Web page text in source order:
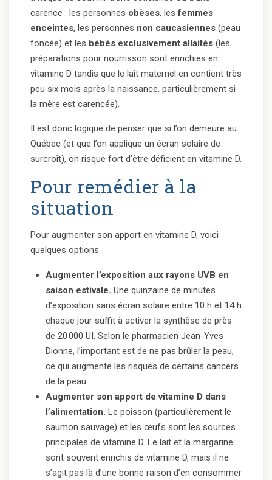
carence : les personnes obèses, lesfemmes
enceintes, les personnes non caucasiennes (peau
foncée) et les bébés exclusivement allaités (les
préparations pour nourrisson sont enrichies en
vitamine D tandis que le lait maternel en contient très
peu six mois après la naissance, particulièrement si
la mère est carencée).
Il est donc logique de penser que si l’on demeure au
Québec (et que l’on applique un écran solaire de
surcroît), on risque fort d’être déficient en vitamine D.
Pour remédier à la
situation
Pour augmenter son apport en vitamine D, voici
quelques options
Augmenter l’exposition aux rayons UVB en
saison estivale. Une quinzaine de minutes
d’exposition sans écran solaire entre 10 h et 14 h
chaque jour suffit à activer la synthèse de près
de 20 000 UI. Selon le pharmacien Jean-Yves
Dionne, l’important est de ne pas brûler la peau,
ce qui augmente les risques de certains cancers
de la peau.
Augmenter son apport de vitamine D dans
l’alimentation. Le poisson (particulièrement le
saumon sauvage) et les œufs sont les sources
principales de vitamine D. Le lait et la margarine
sont souvent enrichis de vitamine D, mais il ne
s’agit pas là d’une bonne raison d’en consommer